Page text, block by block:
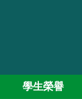
學生榮譽